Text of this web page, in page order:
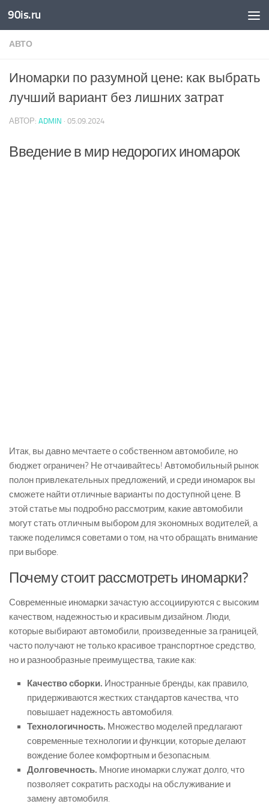
Skip to content
90is.ru
АВТО
Иномарки по разумной цене: как выбрать
лучший вариант без лишних затрат
АВТОР: ADMIN · 05.09.2024
Введение в мир недорогих иномарок
Итак, вы давно мечтаете о собственном автомобиле, но
бюджет ограничен? Не отчаивайтесь! Автомобильный рынок
полон привлекательных предложений, и среди иномарок вы
сможете найти отличные варианты по доступной цене. В
этой статье мы подробно рассмотрим, какие автомобили
могут стать отличным выбором для экономных водителей, а
также поделимся советами о том, на что обращать внимание
при выборе.
Почему стоит рассмотреть иномарки?
Современные иномарки зачастую ассоциируются с высоким
качеством, надежностью и красивым дизайном. Люди,
которые выбирают автомобили, произведенные за границей,
часто получают не только красивое транспортное средство,
но и разнообразные преимущества, такие как:
Качество сборки. Иностранные бренды, как правило,
придерживаются жестких стандартов качества, что
повышает надежность автомобиля.
Технологичность. Множество моделей предлагают
современные технологии и функции, которые делают
вождение более комфортным и безопасным.
Долговечность. Многие иномарки служат долго, что
позволяет сократить расходы на обслуживание и
замену автомобиля.